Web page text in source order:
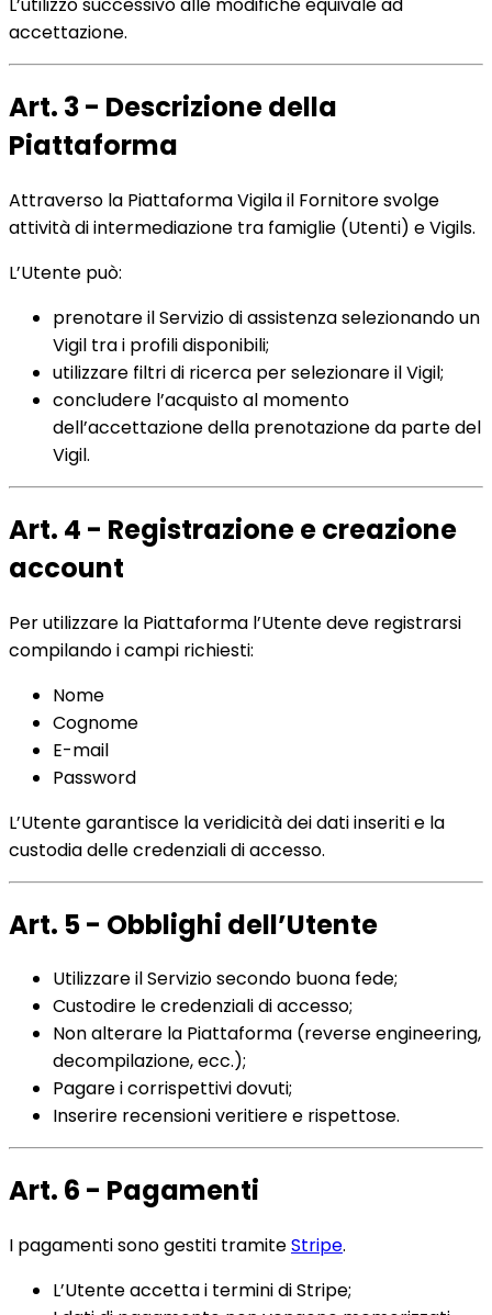
accettazione.
Art. 3 - Descrizione della
Piattaforma
Attraverso la Piattaforma Vigila il Fornitore svolge
attività di intermediazione tra famiglie (Utenti) e Vigils.
L’Utente può:
prenotare il Servizio di assistenza selezionando un
Vigil tra i profili disponibili;
utilizzare filtri di ricerca per selezionare il Vigil;
concludere l’acquisto al momento
dell’accettazione della prenotazione da parte del
Vigil.
Art. 4 - Registrazione e creazione
account
Per utilizzare la Piattaforma l’Utente deve registrarsi
compilando i campi richiesti:
Nome
Cognome
E-mail
Password
L’Utente garantisce la veridicità dei dati inseriti e la
custodia delle credenziali di accesso.
Art. 5 - Obblighi dell’Utente
Utilizzare il Servizio secondo buona fede;
Custodire le credenziali di accesso;
Non alterare la Piattaforma (reverse engineering,
decompilazione, ecc.);
Pagare i corrispettivi dovuti;
Inserire recensioni veritiere e rispettose.
Art. 6 - Pagamenti
I pagamenti sono gestiti tramiteStripe.
L’Utente accetta i termini di Stripe;